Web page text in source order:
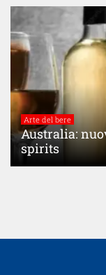
Arte del bere
Australia:
spirits